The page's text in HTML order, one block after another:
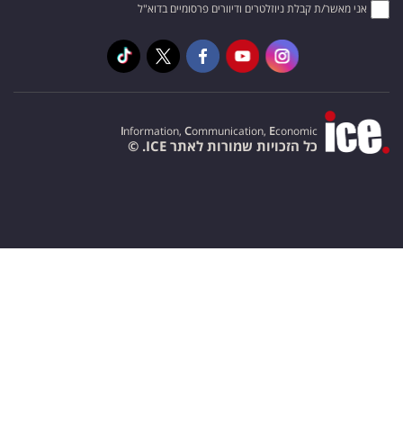
אני מאשר/ת קבלת ניוזלטרים ודיוורים פרסומיים בדוא"ל
Information, Communication, Economic
כל הזכויות שמורות לאתר ICE. ©